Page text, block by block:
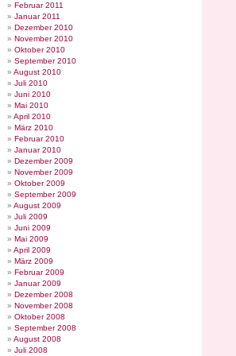
Februar 2011
Januar 2011
Dezember 2010
November 2010
Oktober 2010
September 2010
August 2010
Juli 2010
Juni 2010
Mai 2010
April 2010
März 2010
Februar 2010
Januar 2010
Dezember 2009
November 2009
Oktober 2009
September 2009
August 2009
Juli 2009
Juni 2009
Mai 2009
April 2009
März 2009
Februar 2009
Januar 2009
Dezember 2008
November 2008
Oktober 2008
September 2008
August 2008
Juli 2008